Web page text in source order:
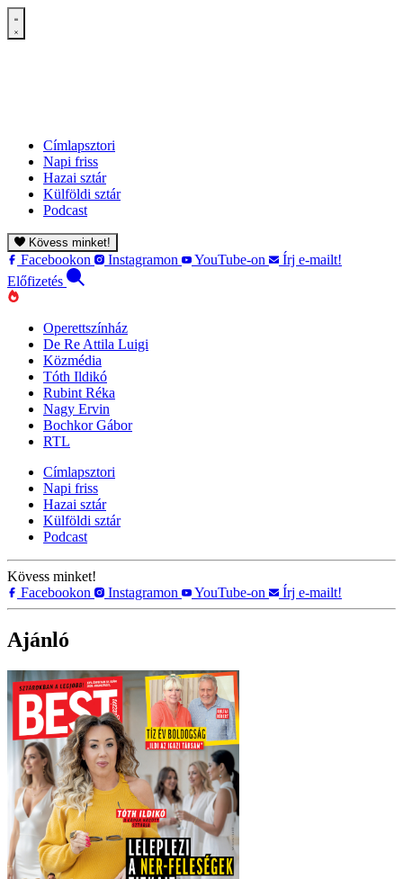
Címlapsztori
Napi friss
Hazai sztár
Külföldi sztár
Podcast
Kövess minket!
Facebookon Instagramon YouTube-on
Írj e-mailt!
Előfizetés
Operettszínház
De Re Attila Luigi
Közmédia
Tóth Ildikó
Rubint Réka
Nagy Ervin
Bochkor Gábor
RTL
Címlapsztori
Napi friss
Hazai sztár
Külföldi sztár
Podcast
Kövess minket!
Facebookon
Instagramon YouTube-on Írj e-mailt!
Ajánló